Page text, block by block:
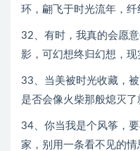
环，翩飞于时光流年，纤
32、有时，我真的会愿
影，可幻想终归幻想，现
33、当美被时光收藏，
是否会像火柴那般熄灭了
34、你当我是个风筝，
家，别用一条看不见的情